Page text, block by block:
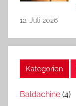
12. Juli 2026
Kategorien
Baldachine (4)